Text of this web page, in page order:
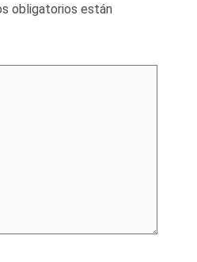
obligatorios están